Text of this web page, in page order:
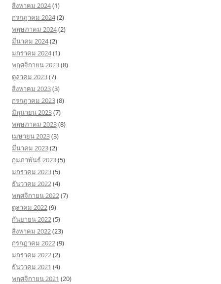
สิงหาคม 2024(1)
กรกฎาคม 2024(2)
พฤษภาคม 2024(2)
มีนาคม 2024(2)
มกราคม 2024(1)
พฤศจิกายน 2023(8)
ตุลาคม 2023(7)
สิงหาคม 2023(3)
กรกฎาคม 2023(8)
มิถุนายน 2023(7)
พฤษภาคม 2023(8)
เมษายน 2023(3)
มีนาคม 2023(2)
กุมภาพันธ์ 2023(5)
มกราคม 2023(5)
ธันวาคม 2022(4)
พฤศจิกายน 2022(7)
ตุลาคม 2022(9)
กันยายน 2022(5)
สิงหาคม 2022(23)
กรกฎาคม 2022(9)
มกราคม 2022(2)
ธันวาคม 2021 (4)
พฤศจิกายน 2021 (20)